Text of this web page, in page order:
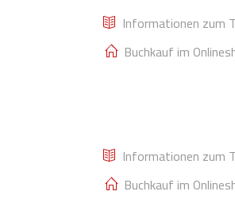
Populismus
Informationen zum
Buchkauf im
Kann
HassInformationen zum
Buchkauf im